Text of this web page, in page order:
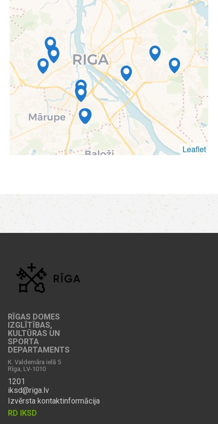
Leaflet
RĪGAS DOMES
IZGLĪTĪBAS,
KULTŪRAS UN
SPORTA
DEPARTAMENTS
K. Valdemāra ielā 5
Rīga, LV-1010
1201
iksd@riga.lv
Izvērsta kontaktinformācija
RD IKSD